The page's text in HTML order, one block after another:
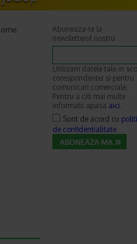
Aboneaza-te la
newsletterul nostru
Utilizam datele tale in
corespondentei si pentru
comunicari comerciale.
Pentru a citi mai multe
informatii apasa aici.
Sunt de acord cu
de confidentialitate